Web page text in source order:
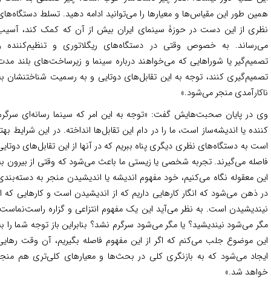
طور این مقیاس‌ها و معیارها را می‌توانید ادامه دهید. تسلط دستگاه‌های
از این دست در حوزۀ سینمای ایران بیش از آن که کمک کند، آسیب
به خصوص وقتی در دستگاه‌های ریگلاتوری و تنظیم‌کننده و
یا شوراهایی که می‌خواهند درباره سینما و زیرساخت‌های بلند مدت
کنند، توجه به این تقابل‌های دوتایی و به رسمیت شناختنشان به
منجر می‌شود.»
در پایان صحبت‌هایش گفت: «توجه به این امر که سینما رسانه‌ای سرگرم
یا اندیشه‌ساز است، ما را در دام این تقابل‌ها انداخته. در این شرایط بهتر
به دستگاه‌های نظری دیگری پناه ببریم که در آنها از این تقابل‌های دوتایی
می‌گیرند. تجربه شخصی یا زیستی ما باعث می‌شود که وقتی از بیرون به
معقوله نگاه می‌کنیم، خود مفهوم اندیشه یا اندیشیدن منجر به دسته‌بندی
ذهن می‌‌شود که انگار کارهایی داریم که از اندیشیدن است و کارهایی که از
است. به نظر می‌آید این یک مفهوم انتزاعی و گزاره راست‌نماست.
می‌شود نیندیشید؟ یا مگر می‌شود سرگرم نشد؟ بنابراین باز توجه شما را به
موضوع جلب می‌کنم که اگر از این مفهوم فاصله بگیریم، آن وقت رهایی
می‌شود که به بازنگری کلی در بحث‌ها و معیارهای کلی‌تری هم منجر
شد.»